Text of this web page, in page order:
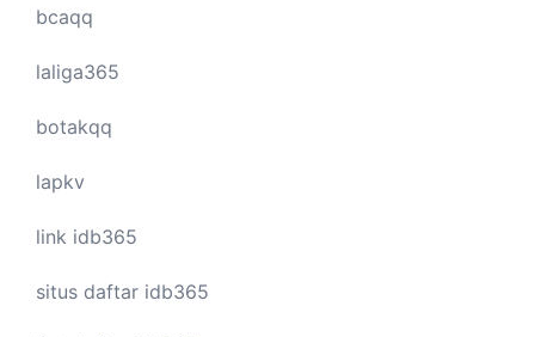
bcaqq
laliga365
botakqq
lapkv
link idb365
situs daftar idb365